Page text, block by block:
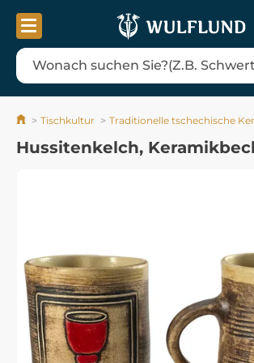
Tischkultur Traditionelle tschechische
Hussitenkelch,